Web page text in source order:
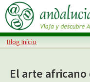
Skip
to
main
content
Skip
to
primary
sidebar
Blog Início
El arte